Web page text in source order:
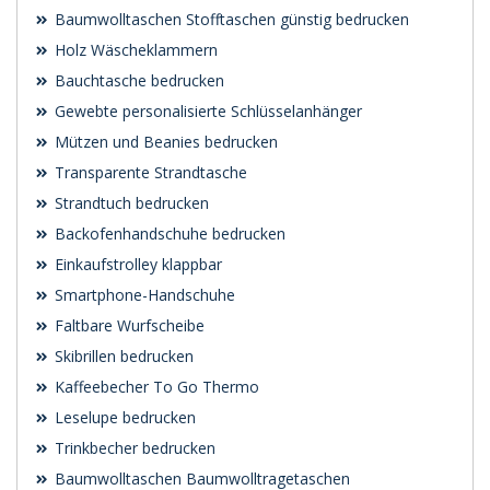
Baumwolltaschen Stofftaschen günstig bedrucken
Holz Wäscheklammern
Bauchtasche bedrucken
Gewebte personalisierte Schlüsselanhänger
Mützen und Beanies bedrucken
Transparente Strandtasche
Strandtuch bedrucken
Backofenhandschuhe bedrucken
Einkaufstrolley klappbar
Smartphone-Handschuhe
Faltbare Wurfscheibe
Skibrillen bedrucken
Kaffeebecher To Go Thermo
Leselupe bedrucken
Trinkbecher bedrucken
Baumwolltaschen Baumwolltragetaschen